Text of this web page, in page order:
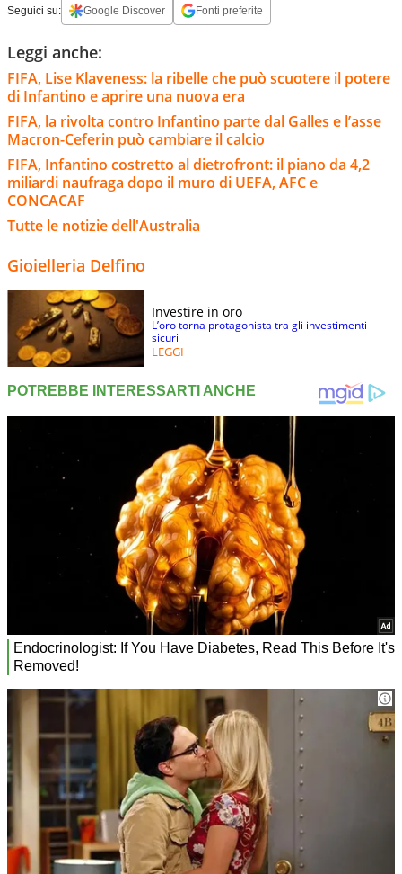
Seguici su: Google Discover Fonti preferite
Leggi anche:
FIFA, Lise Klaveness: la ribelle che può scuotere il potere
di Infantino e aprire una nuova era
FIFA, la rivolta contro Infantino parte dal Galles e l’asse
Macron-Ceferin può cambiare il calcio
FIFA, Infantino costretto al dietrofront: il piano da 4,2
miliardi naufraga dopo il muro di UEFA, AFC e
CONCACAF
Tutte le notizie dell'Australia
Gioielleria Delfino
Investire in oro
L’oro torna protagonista tra gli investimenti
sicuri
LEGGI